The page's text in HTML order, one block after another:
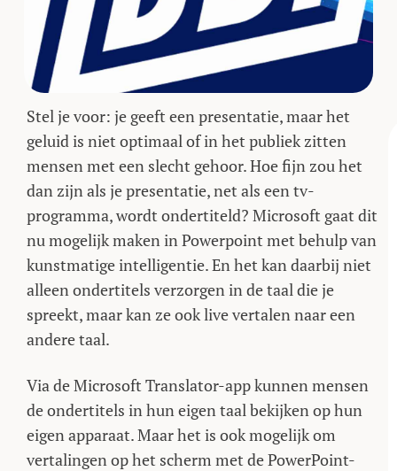
Stel je voor: je geeft een presentatie, maar het
geluid is niet optimaal of in het publiek zitten
mensen met een slecht gehoor. Hoe fijn zou het
dan zijn als je presentatie, net als een tv-
programma, wordt ondertiteld? Microsoft gaat dit
nu mogelijk maken in Powerpoint met behulp van
kunstmatige intelligentie. En het kan daarbij niet
alleen ondertitels verzorgen in de taal die je
spreekt, maar kan ze ook live vertalen naar een
andere taal.
Via de Microsoft Translator-app kunnen mensen
de ondertitels in hun eigen taal bekijken op hun
eigen apparaat. Maar het is ook mogelijk om
vertalingen op het scherm met de PowerPoint-